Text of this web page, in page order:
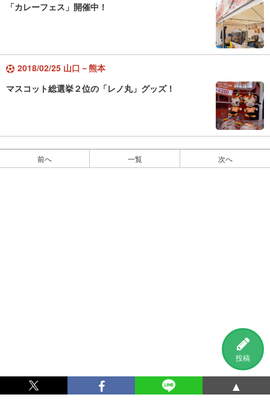
投稿
「カレーフェス」開催中！
2018/02/25 山口－熊本
マスコット総選挙２位の「レノ丸」グッズ！
前へ 一覧 次へ
▲